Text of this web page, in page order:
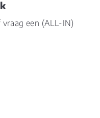
een (ALL-IN)